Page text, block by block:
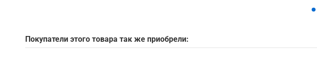
Покупатели этого товара так же приобрели: